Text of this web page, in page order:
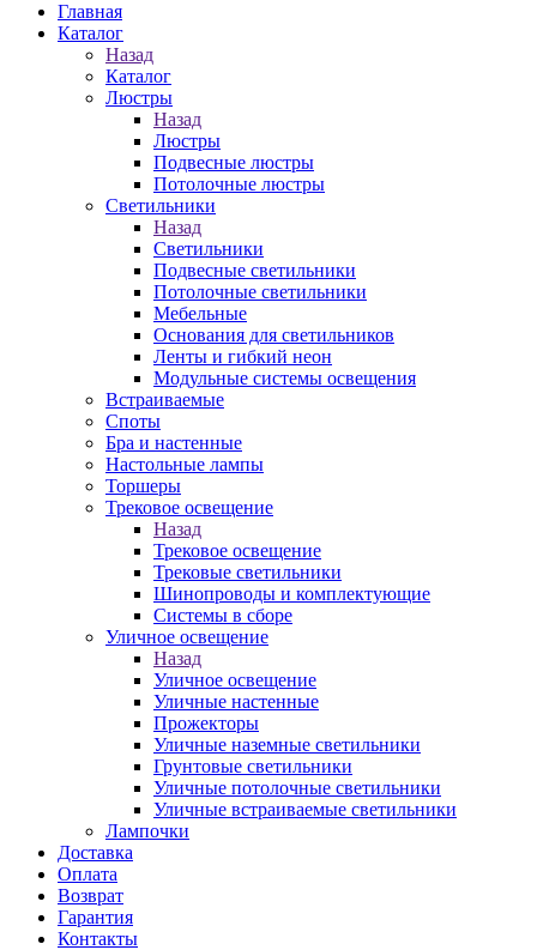
Главная
Каталог
Назад
Каталог
Люстры
Назад
Люстры
Подвесные люстры
Потолочные люстры
Светильники
Назад
Светильники
Подвесные светильники
Потолочные светильники
Мебельные
Основания для светильников
Ленты и гибкий неон
Модульные системы освещения
Встраиваемые
Споты
Бра и настенные
Настольные лампы
Торшеры
Трековое освещение
Назад
Трековое освещение
Трековые светильники
Шинопроводы и комплектующие
Системы в сборе
Уличное освещение
Назад
Уличное освещение
Уличные настенные
Прожекторы
Уличные наземные светильники
Грунтовые светильники
Уличные потолочные светильники
Уличные встраиваемые светильники
Лампочки
Доставка
Оплата
Возврат
Гарантия
Контакты